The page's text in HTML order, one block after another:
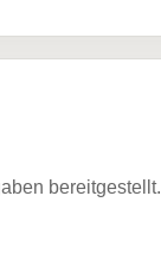
bereitgestellt.